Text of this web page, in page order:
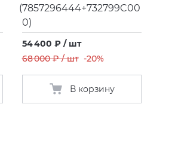
(7857296444+732799C00
0)
54 400 ₽ / шт
68 000 ₽ / шт -20%
В корзину